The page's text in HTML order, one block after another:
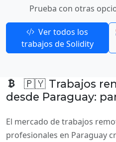
Prueba con otras
Ver todos los
trabajos de Solidity
🇵🇾 Trabajos
desde Paraguay:
El mercado de trabajos
profesionales en Paraguay